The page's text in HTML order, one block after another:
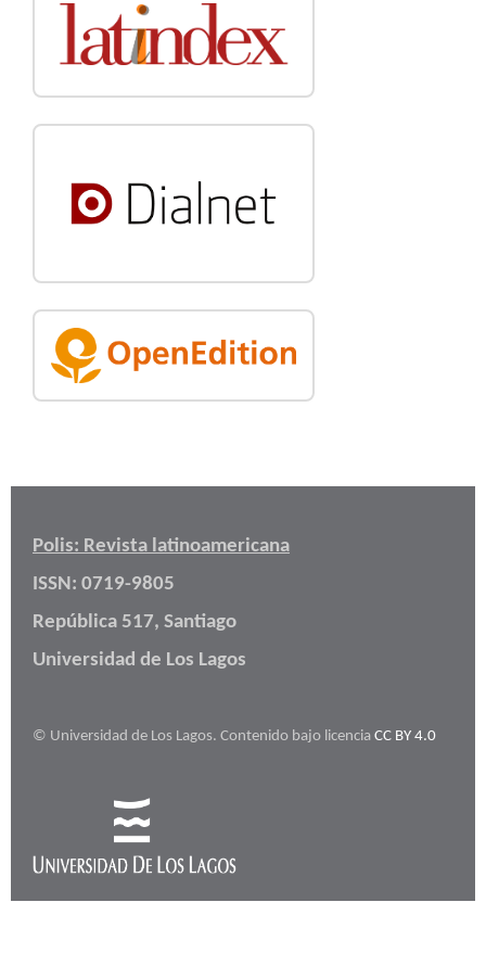
Polis: Revista latinoamericana
ISSN: 0719-9805
República 517, Santiago
Universidad de Los Lagos
© Universidad de Los Lagos. Contenido bajo licencia CC BY 4.0